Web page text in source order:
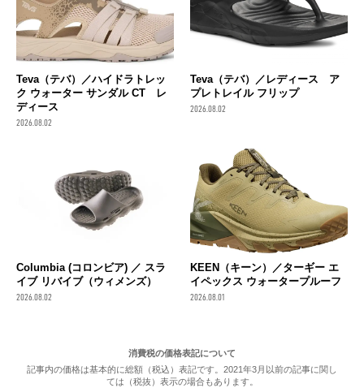
Teva（テバ）／ハイドラトレッ
ク ウォーター サンダル CT レ
ディース
2026.08.02
Teva（テバ）／レディース ア
プレトレイル フリップ
2026.08.02
Columbia (コロンビア) ／ スラ
イブ リバイブ（ウィメンズ）
2026.08.02
KEEN（キーン）／ターギー エ
イペックス ウォータープルーフ
2026.08.01
消費税の価格表記について
記事内の価格は基本的に総額（税込）表記です。2021年3月以前の記事に関し
ては（税抜）表示の場合もあります。